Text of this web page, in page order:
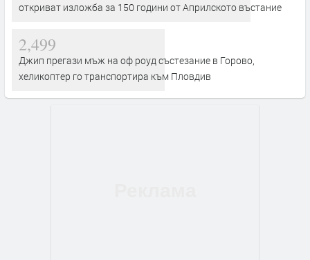
откриват изложба за 150 години от Априлското въстание
2,499
Джип прегази мъж на оф роуд състезание в Горово,
хеликоптер го транспортира към Пловдив